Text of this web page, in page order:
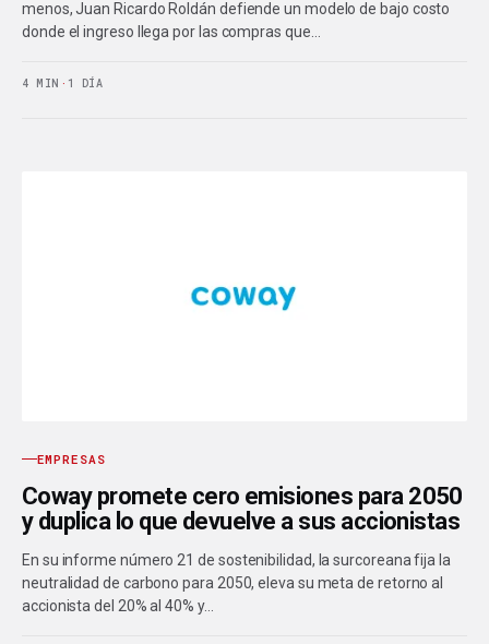
menos, Juan Ricardo Roldán defiende un modelo de bajo costo
donde el ingreso llega por las compras que…
4 MIN · 1 DÍA
EMPRESAS
Coway promete cero emisiones para 2050
y duplica lo que devuelve a sus accionistas
En su informe número 21 de sostenibilidad, la surcoreana fija la
neutralidad de carbono para 2050, eleva su meta de retorno al
accionista del 20% al 40% y…